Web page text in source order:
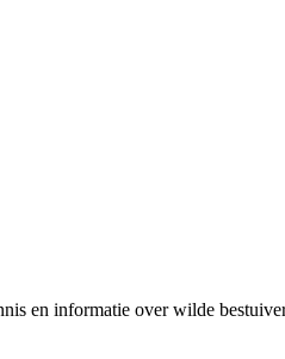
en informatie over wilde